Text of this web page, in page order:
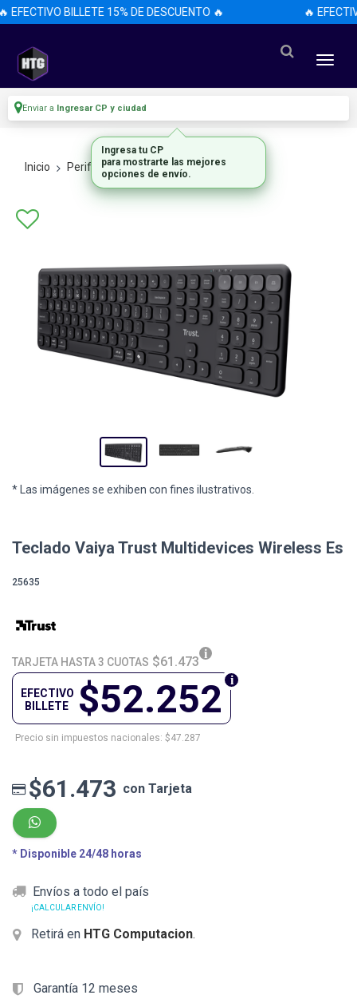
EFECTIVO BILLETE 15% DE DESCUENTO 🔥 🔥
Enviar a Ingresar CP y ciudad
Inicio Perifericos Teclados
* Las imágenes se exhiben con fines ilustrativos.
Teclado Vaiya Trust Multidevices Wireless Es
25635
TARJETA HASTA 3 CUOTAS $61.473
$52.252
EFECTIVO
BILLETE
Precio sin impuestos nacionales: $47.287
$61.473 con Tarjeta
* Disponible 24/48 horas
Envíos a todo el país
¡CALCULAR ENVÍO!
Retirá en HTG Computacion.
Garantía 12 meses
Ingresa tu CP
para mostrarte las mejores
opciones de envío.